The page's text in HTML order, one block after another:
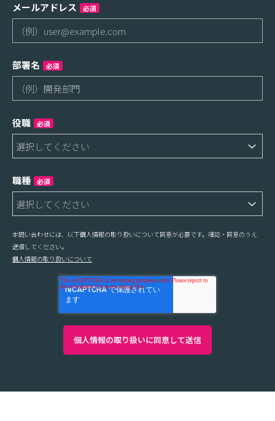
メールアドレス 必須
部署名 必須
役職 必須
職種 必須
本問い合わせには、以下個人情報の取り扱いについて同意が必要です。確認・同意のうえ
送信してください。
個人情報の取り扱いについて